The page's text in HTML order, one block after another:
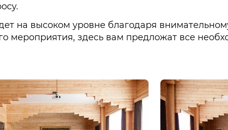
на высоком уровне благодаря
мероприятия, здесь вам предложат все